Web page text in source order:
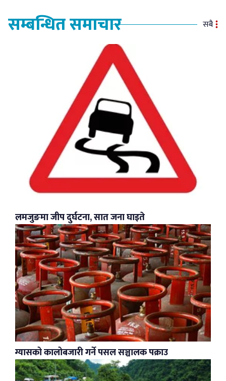
सम्बन्धित समाचार सबै
लमजुङमा जीप दुर्घटना, सात जना घाइते
ग्यासको कालोबजारी गर्ने पसल सञ्चालक पक्राउ